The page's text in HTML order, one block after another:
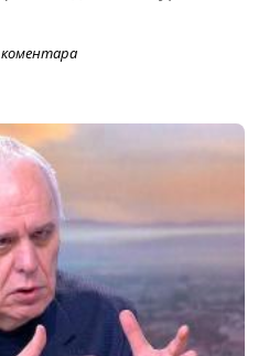
коментара